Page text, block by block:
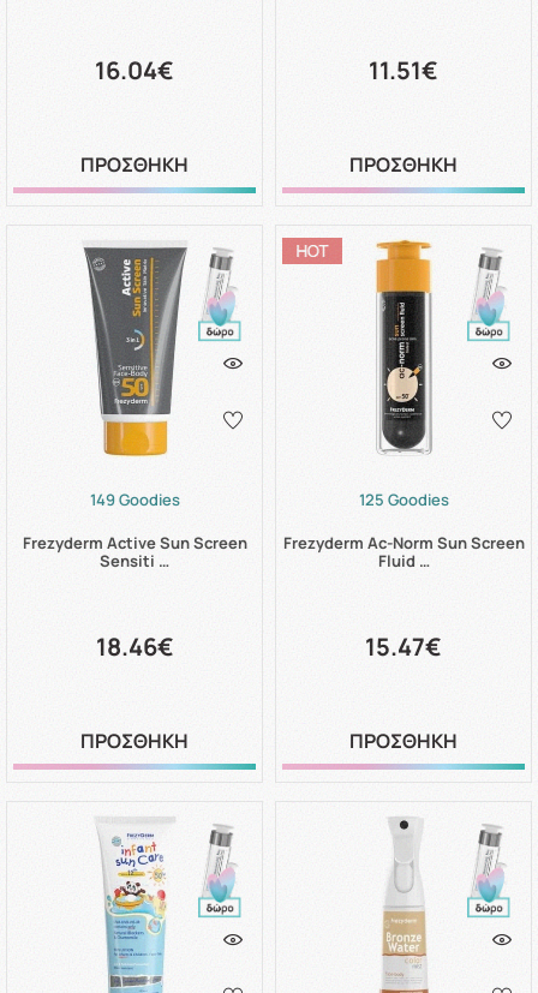
16.04€
ΠΡΟΣΘΗΚΗ
11.51€
ΠΡΟΣΘΗΚΗ
149 Goodies
Frezyderm Active Sun Screen
Sensiti …
18.46€
ΠΡΟΣΘΗΚΗ
125 Goodies
Frezyderm Ac-Norm Sun Screen
Fluid …
15.47€
ΠΡΟΣΘΗΚΗ